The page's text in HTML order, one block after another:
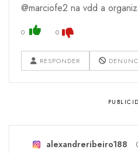
@marciofe2 na vdd a
0 0
RESPONDER
alexandreribeiro188